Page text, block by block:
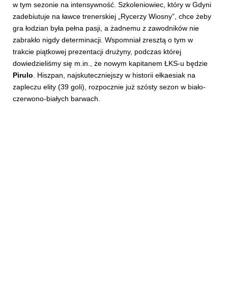
w tym sezonie na intensywność. Szkoleniowiec, który w Gdyni
zadebiutuje na ławce trenerskiej „Rycerzy Wiosny”, chce żeby
gra łodzian była pełna pasji, a żadnemu z zawodników nie
zabrakło nigdy determinacji. Wspomniał zresztą o tym w
trakcie piątkowej prezentacji drużyny, podczas której
dowiedzieliśmy się m.in., że nowym kapitanem ŁKS-u będzie
Pirulo . Hiszpan, najskuteczniejszy w historii ełkaesiak na
zapleczu elity (39 goli), rozpocznie już szósty sezon w biało-
czerwono-białych barwach.